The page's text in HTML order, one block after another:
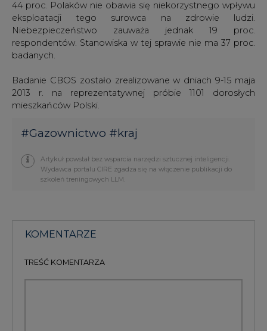
44 proc. Polaków nie obawia się niekorzystnego wpływu
eksploatacji tego surowca na zdrowie ludzi.
Niebezpieczeństwo zauważa jednak 19 proc.
respondentów. Stanowiska w tej sprawie nie ma 37 proc.
badanych.
Badanie CBOS zostało zrealizowane w dniach 9-15 maja
2013 r. na reprezentatywnej próbie 1101 dorosłych
mieszkańców Polski.
#Gazownictwo #kraj
Artykuł powstał bez wsparcia narzędzi sztucznej inteligencji.
Wydawca portalu CIRE zgadza się na włączenie publikacji do
szkoleń treningowych LLM.
KOMENTARZE
TREŚĆ KOMENTARZA